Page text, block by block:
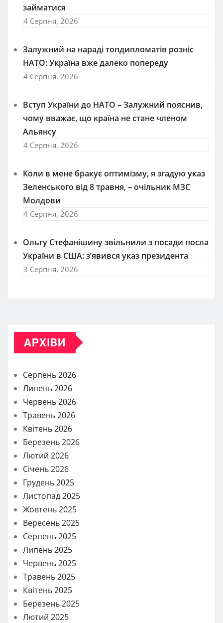
займатися
4 Серпня, 2026
Залужний на нараді топдипломатів розніс
НАТО: Україна вже далеко попереду
4 Серпня, 2026
Вступ України до НАТО – Залужний пояснив,
чому вважає, що країна не стане членом
Альянсу
4 Серпня, 2026
Коли в мене бракує оптимізму, я згадую указ
Зеленського від 8 травня, – очільник МЗС
Молдови
4 Серпня, 2026
Ольгу Стефанішину звільнили з посади посла
України в США: з’явився указ президента
3 Серпня, 2026
АРХІВИ
Серпень 2026
Липень 2026
Червень 2026
Травень 2026
Квітень 2026
Березень 2026
Лютий 2026
Січень 2026
Грудень 2025
Листопад 2025
Жовтень 2025
Вересень 2025
Серпень 2025
Липень 2025
Червень 2025
Травень 2025
Квітень 2025
Березень 2025
Лютий 2025